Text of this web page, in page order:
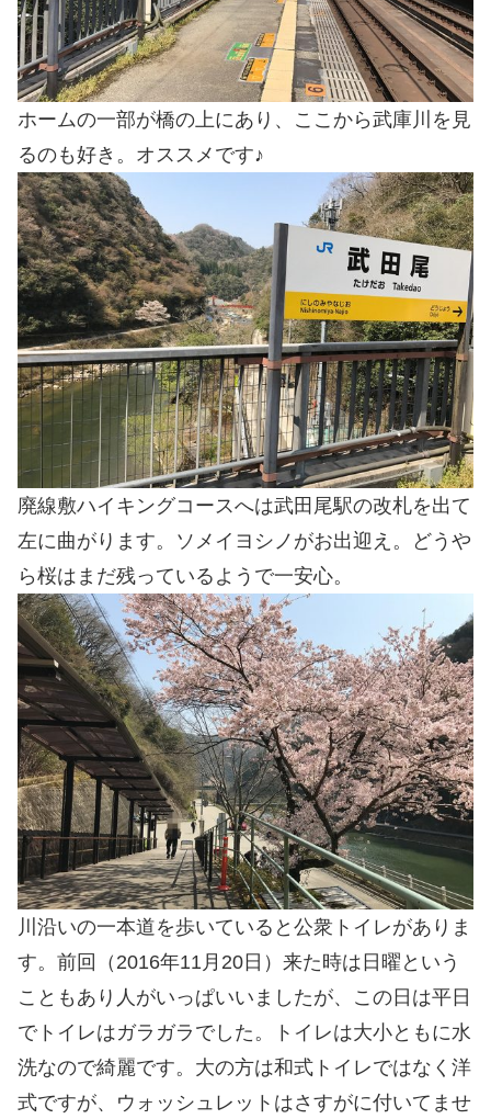
ホームの一部が橋の上にあり、ここから武庫川を見
るのも好き。オススメです♪
廃線敷ハイキングコースへは武田尾駅の改札を出て
左に曲がります。ソメイヨシノがお出迎え。どうや
ら桜はまだ残っているようで一安心。
川沿いの一本道を歩いていると公衆トイレがありま
す。前回（2016年11月20日）来た時は日曜という
こともあり人がいっぱいいましたが、この日は平日
でトイレはガラガラでした。トイレは大小ともに水
洗なので綺麗です。大の方は和式トイレではなく洋
式ですが、ウォッシュレットはさすがに付いてませ